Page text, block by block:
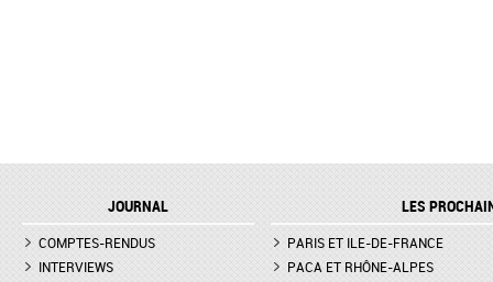
JOURNAL
COMPTES-RENDUS
INTERVIEWS
LES
PARIS ET ILE-DE-FRANCE
PACA ET RHÔNE-ALPES